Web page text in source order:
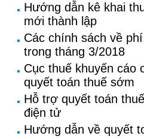
Hướng dẫn kê khai
mới thành lập
Các chính sách về
trong tháng 3/2018
Cục thuế khuyến cáo
quyết toán thuế sớm
Hỗ trợ quyết toán
điện tử
Hướng dẫn về quyết